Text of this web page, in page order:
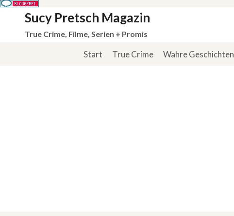
springen
Sucy Pretsch Magazin
True Crime, Filme, Serien + Promis
Start True Crime Wahre Geschichten